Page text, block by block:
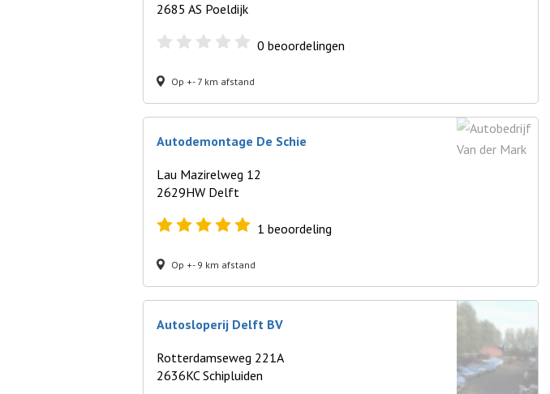
2685 AS Poeldijk
0 beoordelingen
Op +- 7 km afstand
Autodemontage De Schie
Lau Mazirelweg 12
2629HW Delft
1 beoordeling
Op +- 9 km afstand
Autosloperij Delft BV
Rotterdamseweg 221A
2636KC Schipluiden